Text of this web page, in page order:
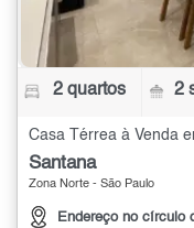
2 quartos 2
Casa Térrea à Venda
Santana
Zona Norte - São Paulo
Endereço no círculo